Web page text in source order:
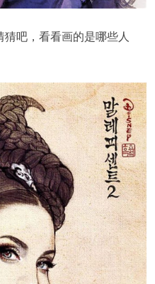
吧，看看画的是哪些人